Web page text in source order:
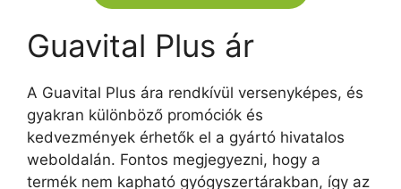
Guavital Plus ár
A Guavital Plus ára rendkívül versenyképes, és
gyakran különböző promóciók és
kedvezmények érhetők el a gyártó hivatalos
weboldalán. Fontos megjegyezni, hogy a
termék nem kapható gyógyszertárakban, így az